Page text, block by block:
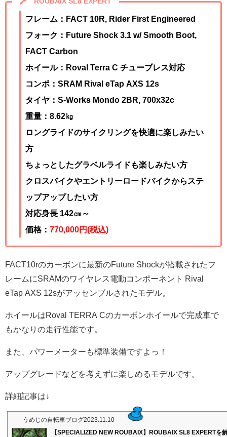
フレーム：FACT 10R, Rider First Engineered
フォーク：Future Shock 3.1 w/ Smooth Boot,
FACT Carbon
ホイール：Roval Terra C チューブレス対応
コンポ： SRAM Rival eTap AXS 12s
タイヤ：S-Works Mondo 2BR, 700x32c
重量：8.62㎏
ロングライドのサイクリングを快適に楽しみたい
方
ちょっとしたグラベルライドも楽しみたい方
クロスバイクやエントリーロードバイクからステ
ップアップしたい方
対応身長 142㎝～
価格： 770,000円(税込)
FACT10rのカーボンに最新のFuture Shockが搭載されたフ
レームにSRAMのワイヤレス電動コンポーネント Rival
eTap AXS 12sがアッセンブルされたモデル。
ホイールはRoval TERRA Cのカーボンホイールで完成車で
もかなりの走行性能です。
また、パワーメーターも標準装備ですよっ！
アップグレードなどを考えずに楽しめるモデルです。
詳細記事は↓
うめじの自転車ブログ2023.11.10
【SPECIALIZED NEW ROUBAIX】ROUBAIX SL8 EXPERTを